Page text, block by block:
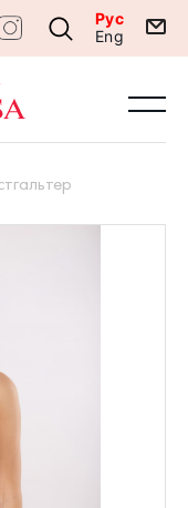
Рус
Eng